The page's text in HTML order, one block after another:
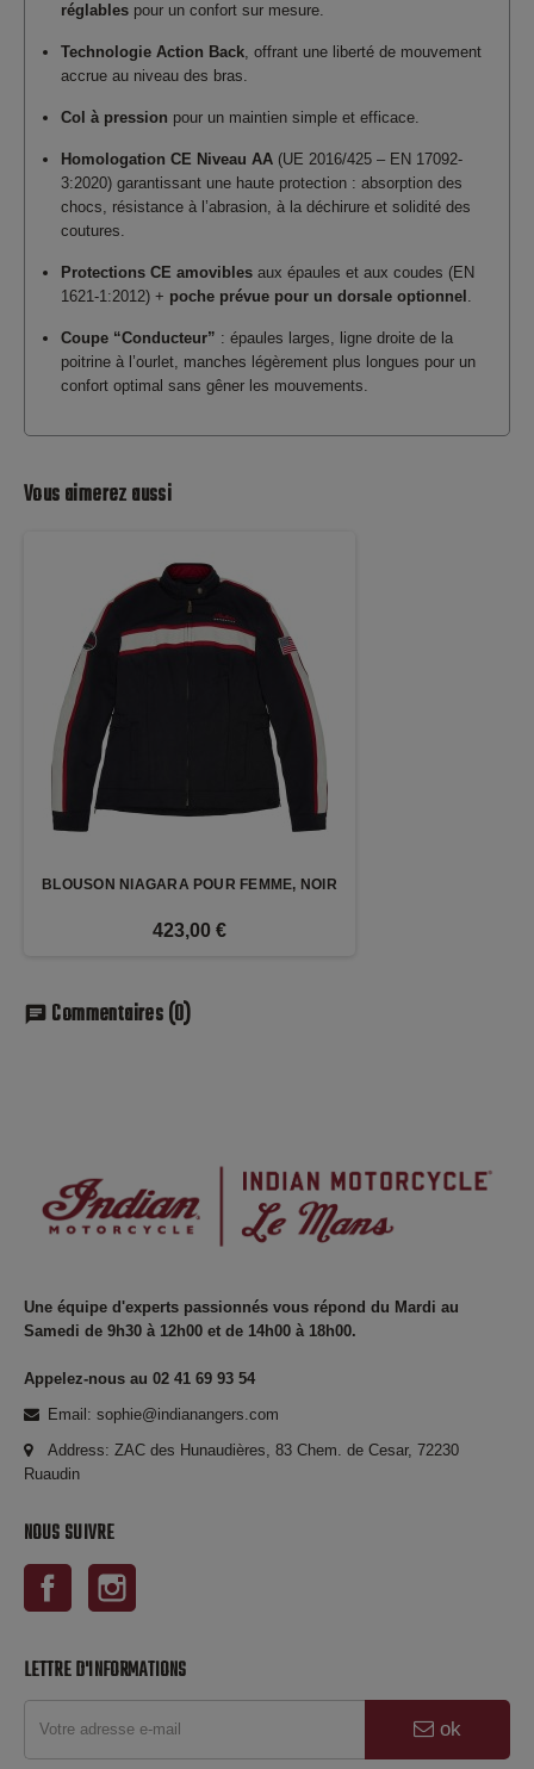
réglables pour un confort sur mesure.
Technologie Action Back, offrant une liberté de mouvement
accrue au niveau des bras.
Col à pression pour un maintien simple et efficace.
Homologation CE Niveau AA (UE 2016/425 – EN 17092-
3:2020) garantissant une haute protection : absorption des
chocs, résistance à l’abrasion, à la déchirure et solidité des
coutures.
Protections CE amovibles aux épaules et aux coudes (EN
1621-1:2012) + poche prévue pour un dorsale optionnel .
Coupe “Conducteur” : épaules larges, ligne droite de la
poitrine à l’ourlet, manches légèrement plus longues pour un
confort optimal sans gêner les mouvements.
Vous aimerez aussi
BLOUSON NIAGARA POUR FEMME, NOIR
423,00 €
chat Commentaires(0)
Une équipe d'experts passionnés vous répond du Mardi au
Samedi de 9h30 à 12h00 et de 14h00 à 18h00.
Appelez-nous au 02 41 69 93 54
Email: sophie@indianangers.com
Address: ZAC des Hunaudières, 83 Chem. de Cesar, 72230
Ruaudin
NOUS SUIVRE
Facebook
LETTRE D'INFORMATIONS
ok